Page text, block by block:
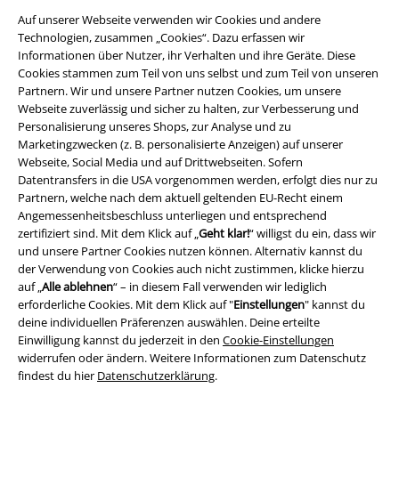
Auf unserer Webseite verwenden wir Cookies und andere
Technologien, zusammen „Cookies“. Dazu erfassen wir
Informationen über Nutzer, ihr Verhalten und ihre Geräte. Diese
Cookies stammen zum Teil von uns selbst und zum Teil von unseren
Partnern. Wir und unsere Partner nutzen Cookies, um unsere
Webseite zuverlässig und sicher zu halten, zur Verbesserung und
Personalisierung unseres Shops, zur Analyse und zu
Marketingzwecken (z. B. personalisierte Anzeigen) auf unserer
Webseite, Social Media und auf Drittwebseiten. Sofern
Datentransfers in die USA vorgenommen werden, erfolgt dies nur zu
Partnern, welche nach dem aktuell geltenden EU-Recht einem
Angemessenheitsbeschluss unterliegen und entsprechend
zertifiziert sind. Mit dem Klick auf „Geht klar!“ willigst du ein, dass wir
und unsere Partner Cookies nutzen können. Alternativ kannst du
der Verwendung von Cookies auch nicht zustimmen, klicke hierzu
auf „Alle ablehnen“ – in diesem Fall verwenden wir lediglich
erforderliche Cookies. Mit dem Klick auf "Einstellungen" kannst du
deine individuellen Präferenzen auswählen. Deine erteilte
Einwilligung kannst du jederzeit in den Cookie-Einstellungen
widerrufen oder ändern. Weitere Informationen zum Datenschutz
findest du hier Datenschutzerklärung.
Rechtliches
AGB
Impressum
Datenschutz